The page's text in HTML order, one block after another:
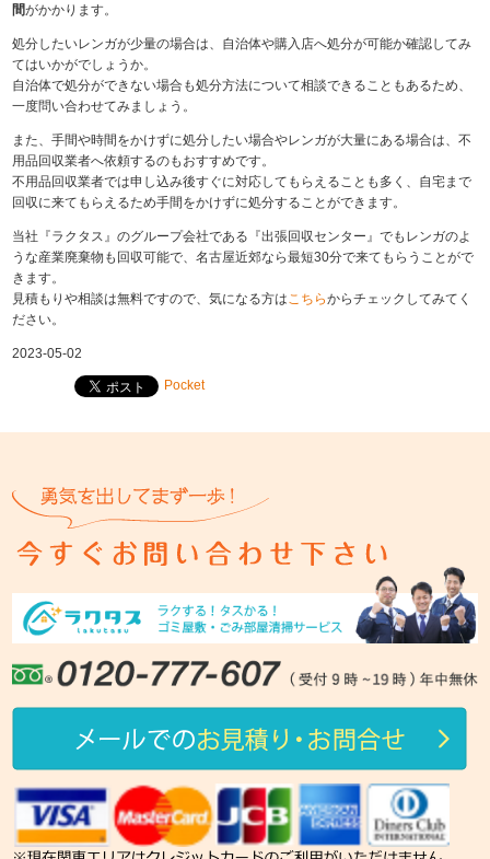
間がかかります。
処分したいレンガが少量の場合は、自治体や購入店へ処分が可能か確認してみ
てはいかがでしょうか。
自治体で処分ができない場合も処分方法について相談できることもあるため、
一度問い合わせてみましょう。
また、手間や時間をかけずに処分したい場合やレンガが大量にある場合は、不
用品回収業者へ依頼するのもおすすめです。
不用品回収業者では申し込み後すぐに対応してもらえることも多く、自宅まで
回収に来てもらえるため手間をかけずに処分することができます。
当社『ラクタス』のグループ会社である『出張回収センター』でもレンガのよ
うな産業廃棄物も回収可能で、名古屋近郊なら最短30分で来てもらうことがで
きます。
見積もりや相談は無料ですので、気になる方は こちらからチェックしてみてく
ださい。
2023-05-02
Pocket